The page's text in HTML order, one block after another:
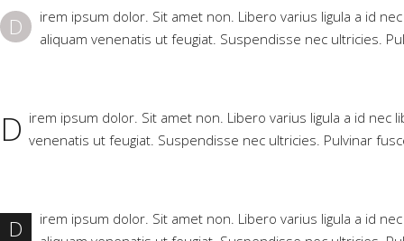
D
irem ipsum dolor. Sit amet non. Libero varius ligula a id
aliquam venenatis ut feugiat. Suspendisse nec ultricies.
D irem ipsum dolor. Sit amet non. Libero varius ligula a id
venenatis ut feugiat. Suspendisse nec ultricies. Pulvinar
D
irem ipsum dolor. Sit amet non. Libero varius ligula a id